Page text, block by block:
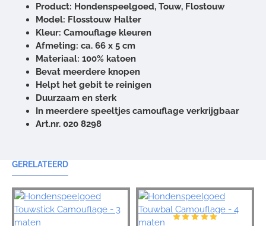
Product: Hondenspeelgoed, Touw, Flostouw
Model: Flosstouw Halter
Kleur: Camouflage kleuren
Afmeting: ca. 66 x 5 cm
Materiaal: 100% katoen
Bevat meerdere knopen
Helpt het gebit te reinigen
Duurzaam en sterk
In meerdere speeltjes camouflage verkrijgbaar
Art.nr. 020 8298
GERELATEERD